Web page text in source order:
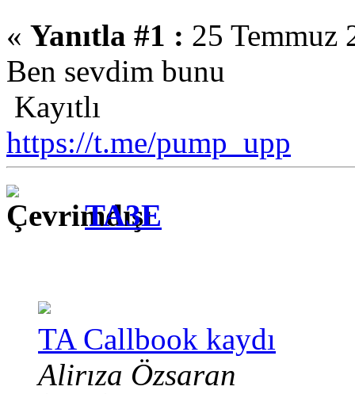
« Yanıtla #1 : 25 Temmuz
Ben sevdim bunu
Kayıtlı
https://t.me/pump_upp
TA3E
TA Callbook kaydı
Alirıza Özsaran